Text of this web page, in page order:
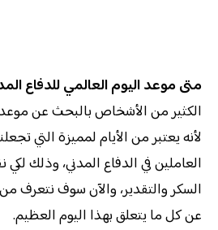
متى موعد اليوم العالمي للدفاع
الكثير من الأشخاص بالبحث عن
لأنه يعتبر من الأيام لمميزة التي
العاملين في الدفاع المدني، وذلك
السكر والتقدير، والآن سوف نتعرف
عن كل ما يتعلق بهذا اليوم العظيم.